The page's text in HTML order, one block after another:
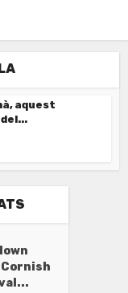
aquest
Cornish